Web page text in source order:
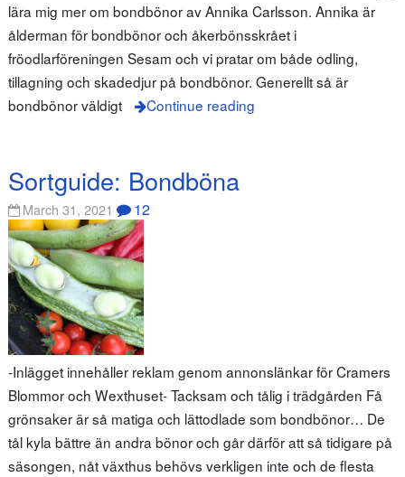
lära mig mer om bondbönor av Annika Carlsson. Annika är
ålderman för bondbönor och åkerbönsskrået i
fröodlarföreningen Sesam och vi pratar om både odling,
tillagning och skadedjur på bondbönor. Generellt så är
bondbönor väldigt
Continue reading
Sortguide: Bondböna
March 31, 2021 12
-Inlägget innehåller reklam genom annonslänkar för Cramers
Blommor och Wexthuset- Tacksam och tålig i trädgården Få
grönsaker är så matiga och lättodlade som bondbönor… De
tål kyla bättre än andra bönor och går därför att så tidigare på
säsongen, nåt växthus behövs verkligen inte och de flesta